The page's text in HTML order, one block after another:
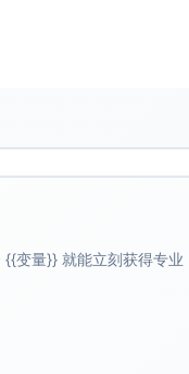
可接受。
Hinweis: Bitte die
变量}} 就能立刻获得专业